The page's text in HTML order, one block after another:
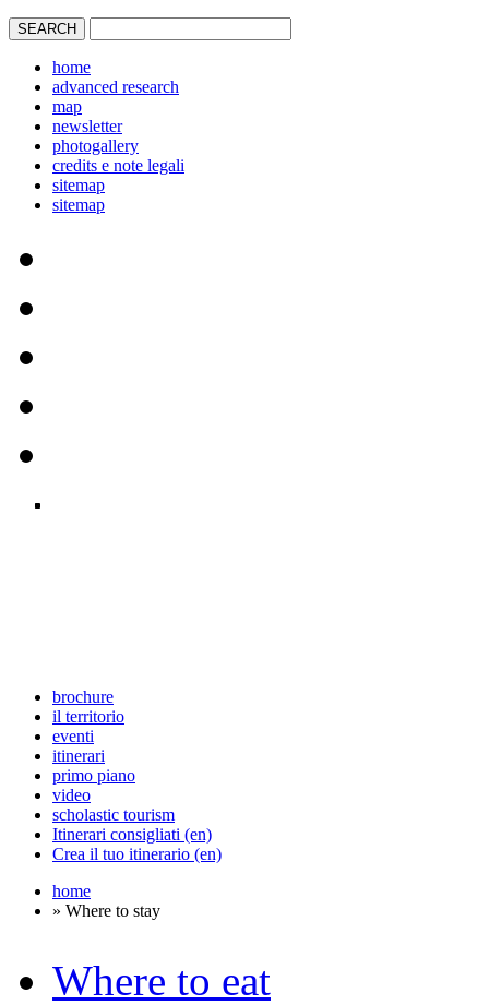
home
advanced research
map
newsletter
photogallery
credits e note legali
sitemap
sitemap
brochure
il territorio
eventi
itinerari
primo piano
video
scholastic tourism
Itinerari consigliati (en)
Crea il tuo itinerario (en)
home
» Where to stay
Where to eat